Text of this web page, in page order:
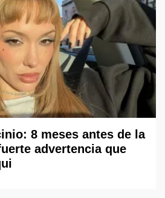
8 meses antes de la
advertencia que